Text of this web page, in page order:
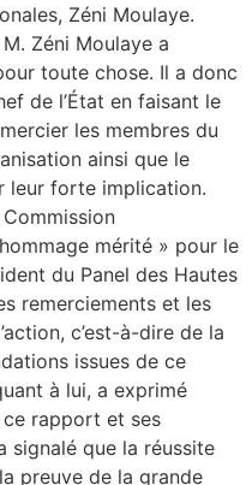
Zéni Moulaye.
Zéni Moulaye a
toute chose. Il a donc
de l’État en faisant le
les membres du
ainsi que le
leur forte implication.
mérité » pour le
du Panel des Hautes
remerciements et les
c’est-à-dire de la
issues de ce
à lui, a exprimé
rapport et ses
signalé que la réussite
preuve de la grande